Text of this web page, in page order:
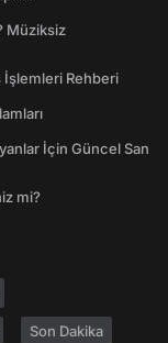
Müziksiz
İşlemleri Rehberi
İçin Güncel San
mi?
Son Dakika